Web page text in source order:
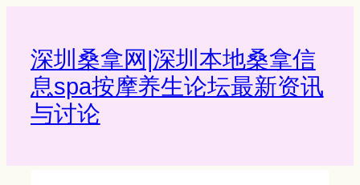
深圳桑拿网|深圳本地桑拿信
息spa按摩养生论坛最新资讯
与讨论‌